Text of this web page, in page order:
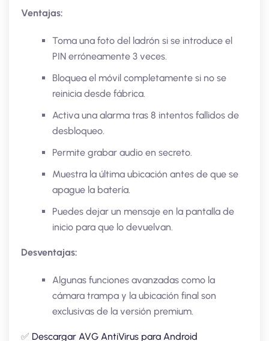
Ventajas:
Toma una foto del ladrón si se introduce el
PIN erróneamente 3 veces.
Bloquea el móvil completamente si no se
reinicia desde fábrica.
Activa una alarma tras 8 intentos fallidos de
desbloqueo.
Permite grabar audio en secreto.
Muestra la última ubicación antes de que se
apague la batería.
Puedes dejar un mensaje en la pantalla de
inicio para que lo devuelvan.
Desventajas:
Algunas funciones avanzadas como la
cámara trampa y la ubicación final son
exclusivas de la versión premium.
✅ Descargar AVG AntiVirus para Android